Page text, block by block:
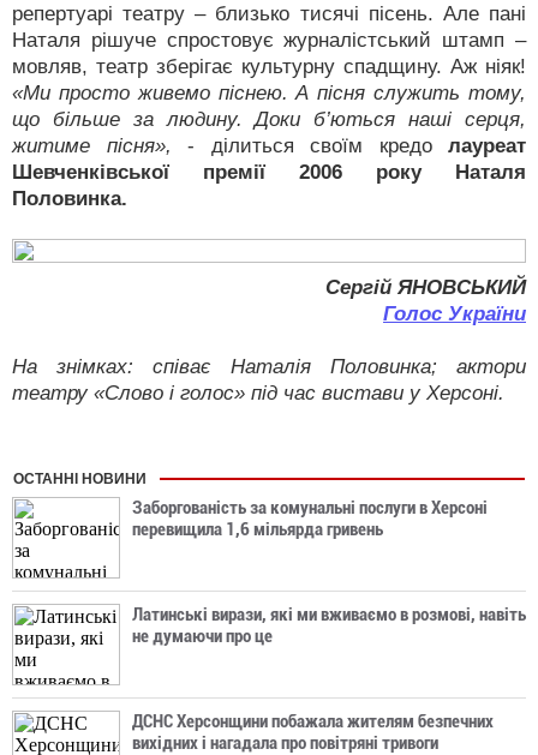
репертуарі театру – близько тисячі пісень. Але пані
Наталя рішуче спростовує журналістський штамп –
мовляв, театр зберігає культурну спадщину. Аж ніяк!
«Ми просто живемо піснею. А пісня служить тому,
що більше за людину. Доки б’ються наші серця,
житиме пісня», - ділиться своїм кредо лауреат
Шевченківської премії 2006 року Наталя
Половинка.
Сергій ЯНОВСЬКИЙ
Голос України
На знімках: співає Наталія Половинка; актори
театру «Слово і голос» під час вистави у Херсоні.
ОСТАННІ НОВИНИ
Заборгованість за комунальні послуги в Херсоні
перевищила 1,6 мільярда гривень
Латинські вирази, які ми вживаємо в розмові, навіть
не думаючи про це
ДСНС Херсонщини побажала жителям безпечних
вихідних і нагадала про повітряні тривоги